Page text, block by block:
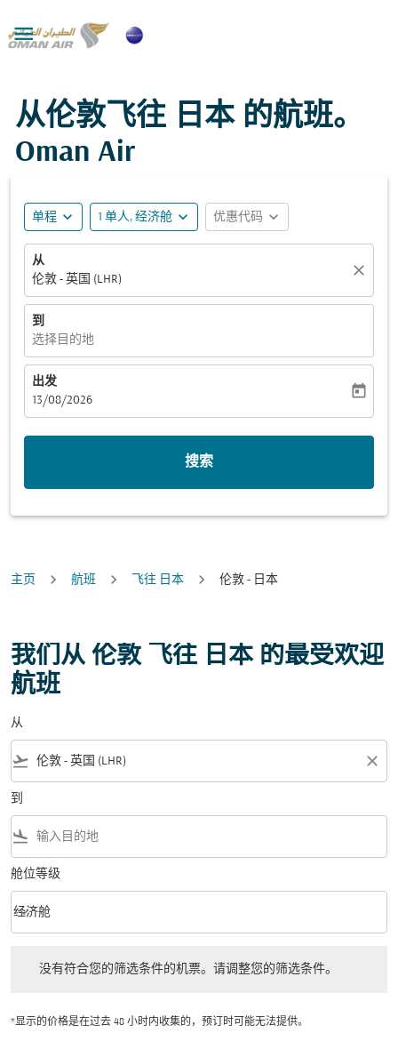

从伦敦飞往 日本 的航班。
Oman Air
单程 expand_more 1 单人, 经济舱 expand_more 优惠代码 expand_more
从
伦敦 - 英国 (LHR)
close
到
选择目的地
出发
fc-booking-departure-date-aria-label
13/08/2026
today
搜索
主页 航班 飞往 日本 伦敦 - 日本
我们从 伦敦 飞往 日本 的最受欢迎
航班
从
flight_takeoff close
到
flight_land
舱位等级
舱位等级 option 经济舱 Selected
经济舱
keyboard_arrow_down
没有符合您的筛选条件的机票。请调整您的筛选条件。
*显示的价格是在过去 48 小时内收集的，预订时可能无法提供。